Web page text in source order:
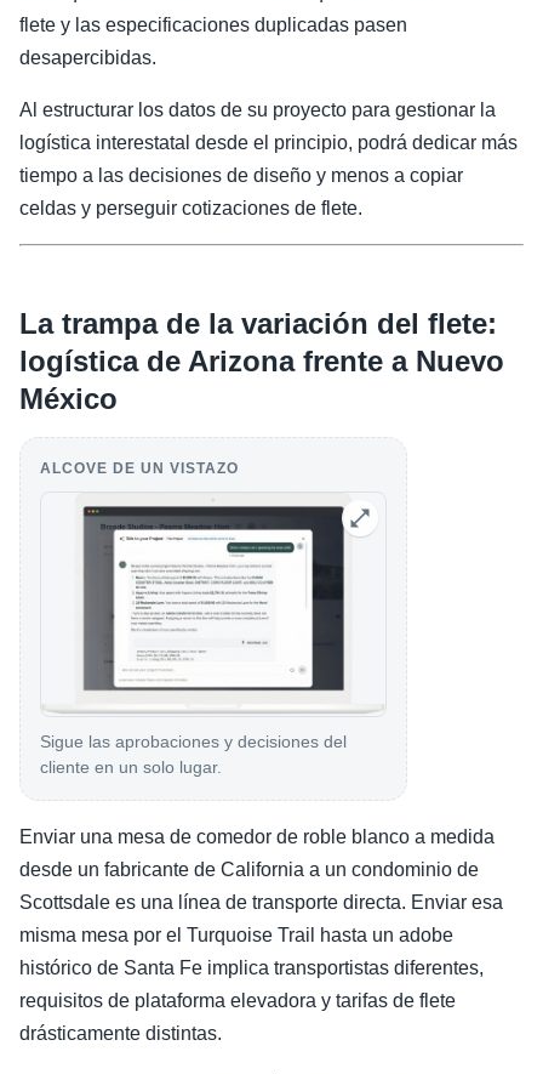
flete y las especificaciones duplicadas pasen
desapercibidas.
Al estructurar los datos de su proyecto para gestionar la
logística interestatal desde el principio, podrá dedicar más
tiempo a las decisiones de diseño y menos a copiar
celdas y perseguir cotizaciones de flete.
La trampa de la variación del flete:
logística de Arizona frente a Nuevo
México
ALCOVE DE UN VISTAZO
Sigue las aprobaciones y decisiones del
cliente en un solo lugar.
Enviar una mesa de comedor de roble blanco a medida
desde un fabricante de California a un condominio de
Scottsdale es una línea de transporte directa. Enviar esa
misma mesa por el Turquoise Trail hasta un adobe
histórico de Santa Fe implica transportistas diferentes,
requisitos de plataforma elevadora y tarifas de flete
drásticamente distintas.